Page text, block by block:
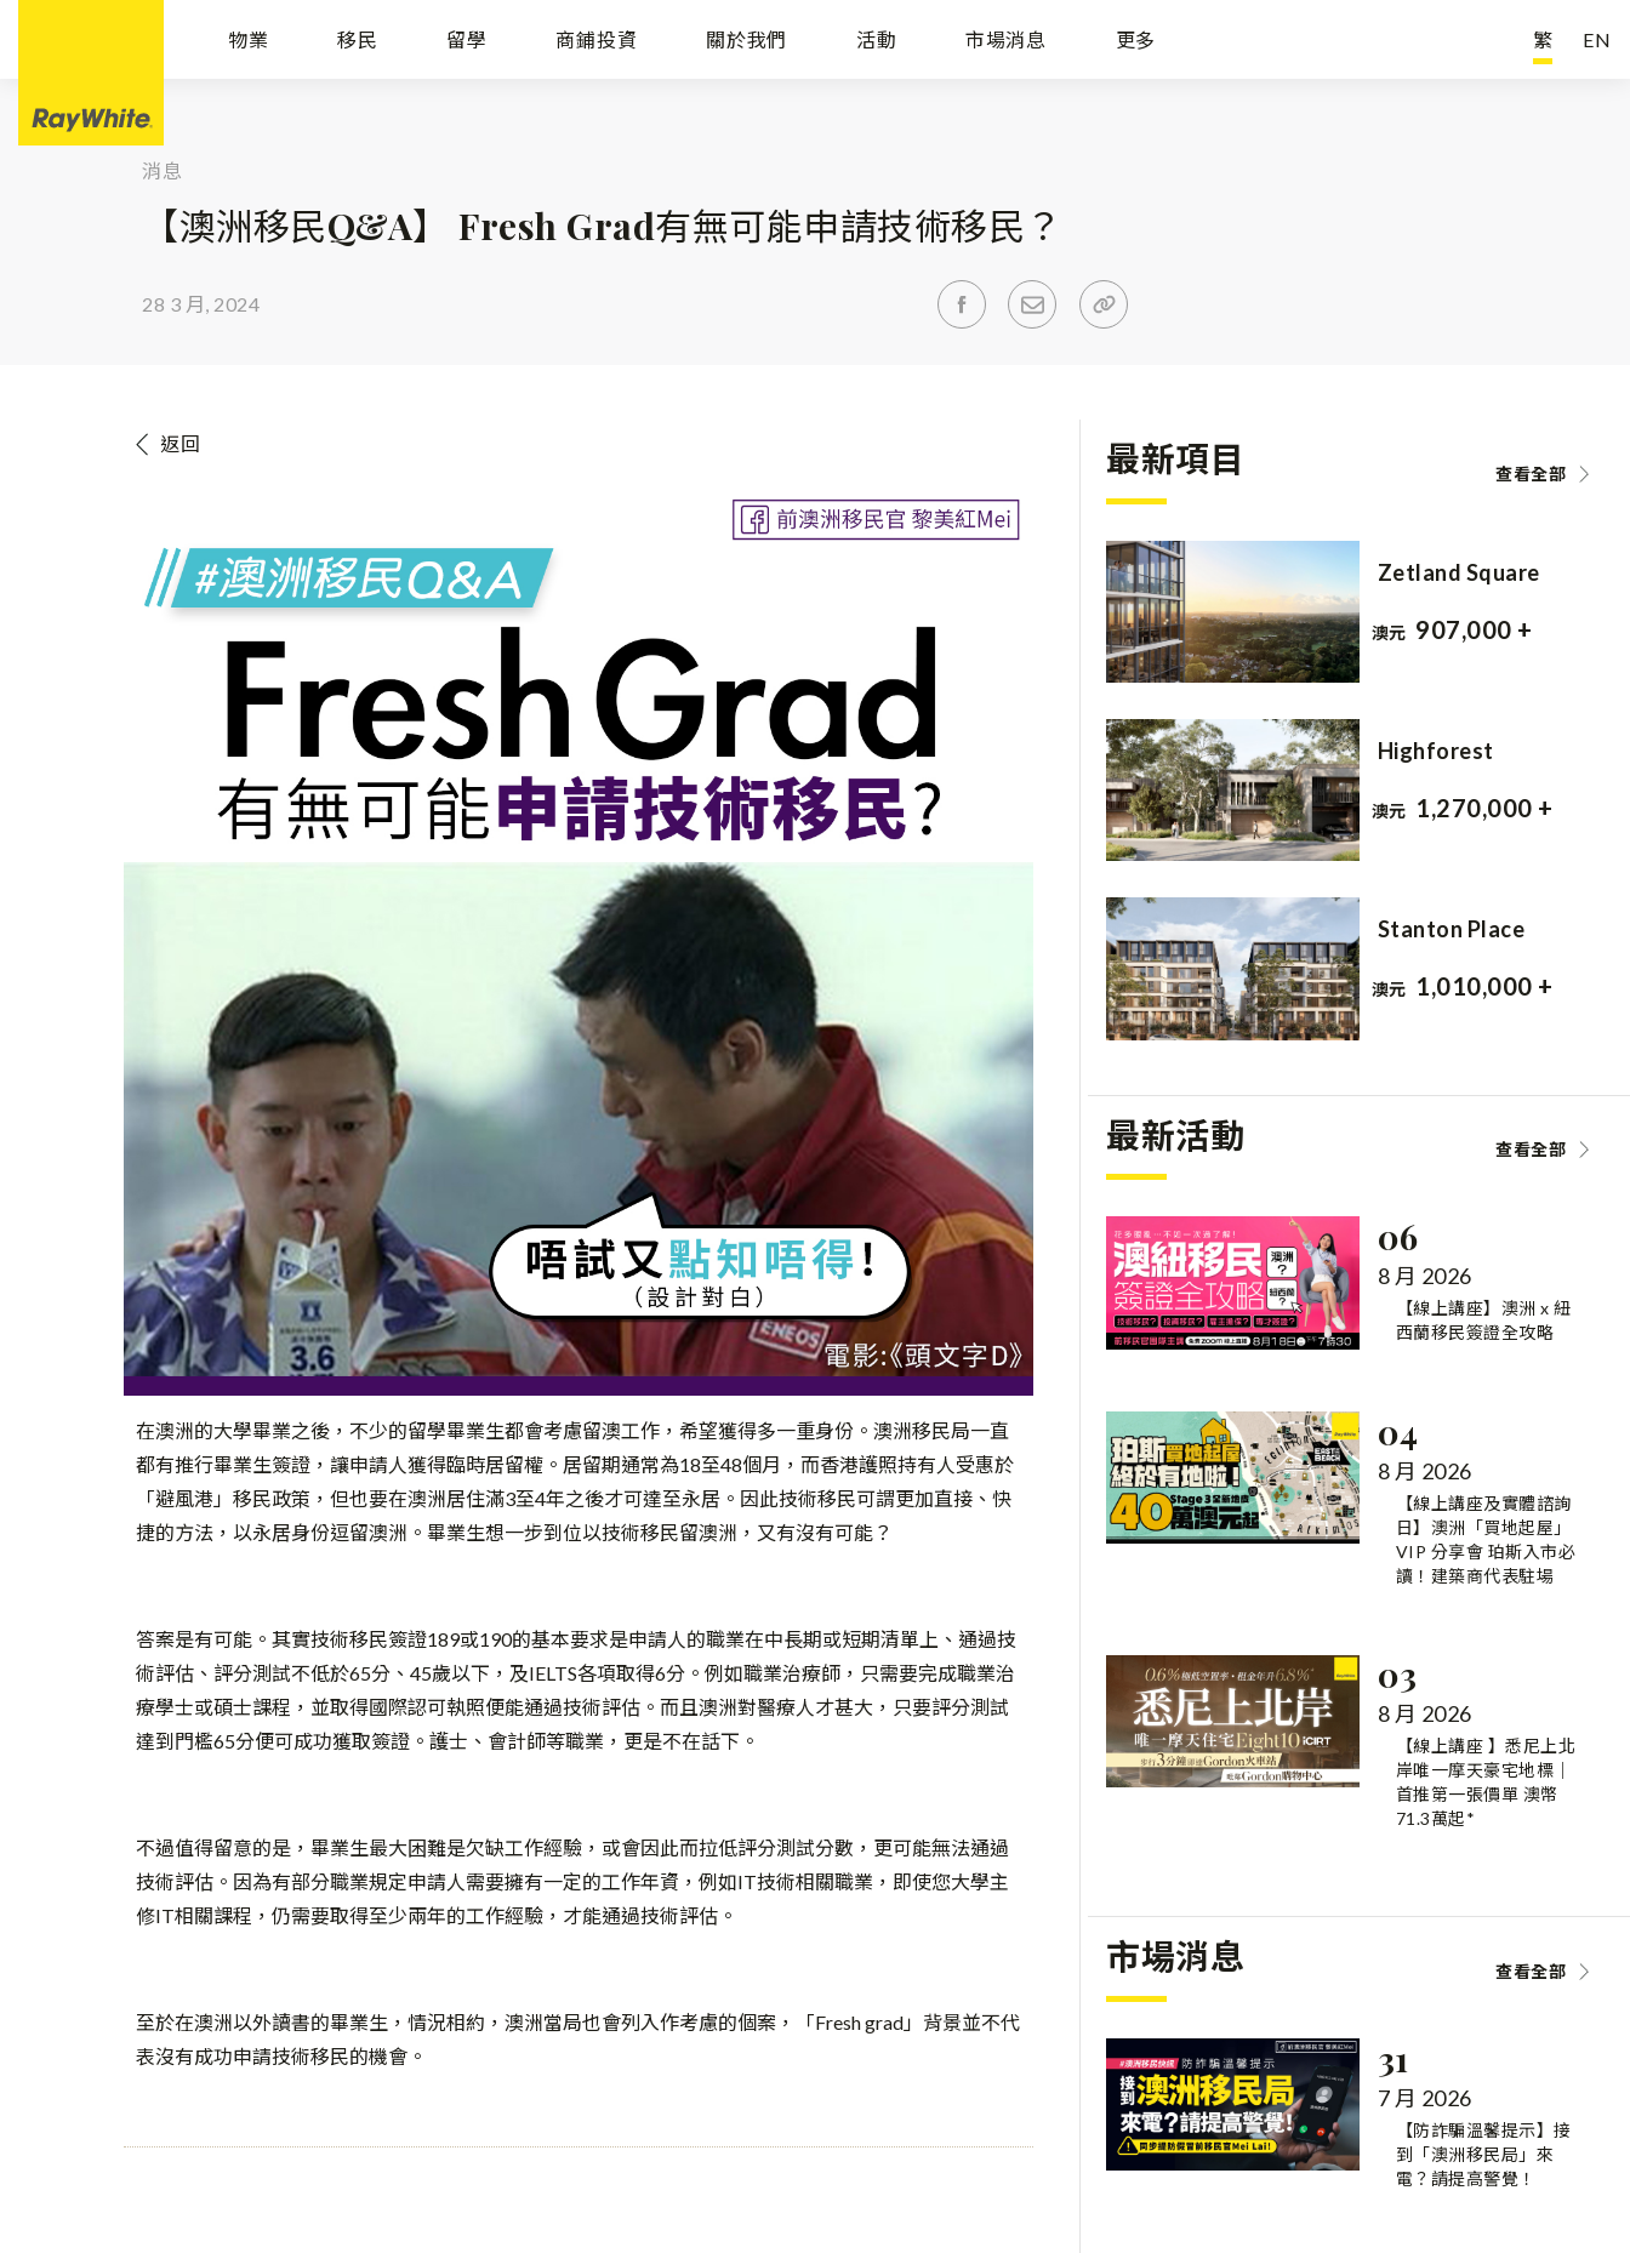
物業 移民 留學 商鋪投資 關於我們 活動 市場消息 更多 EN
繁
消息
【澳洲移民Q&A】 Fresh Grad有無可能申請技術移民？
28 3 月, 2024
返回
在澳洲的大學畢業之後，不少的留學畢業生都會考慮留澳工作，希望獲得多一重身份。澳洲移民局一直
都有推行畢業生簽證，讓申請人獲得臨時居留權。居留期通常為18至48個月，而香港護照持有人受惠於
「避風港」移民政策，但也要在澳洲居住滿3至4年之後才可達至永居。因此技術移民可謂更加直接、快
捷的方法，以永居身份逗留澳洲。畢業生想一步到位以技術移民留澳洲，又有沒有可能？
答案是有可能。其實技術移民簽證189或190的基本要求是申請人的職業在中長期或短期清單上、通過技
術評估、評分測試不低於65分、45歲以下，及IELTS各項取得6分。例如職業治療師，只需要完成職業治
療學士或碩士課程，並取得國際認可執照便能通過技術評估。而且澳洲對醫療人才甚大，只要評分測試
達到門檻65分便可成功獲取簽證。護士、會計師等職業，更是不在話下。
不過值得留意的是，畢業生最大困難是欠缺工作經驗，或會因此而拉低評分測試分數，更可能無法通過
技術評估。因為有部分職業規定申請人需要擁有一定的工作年資，例如IT技術相關職業，即使您大學主
修IT相關課程，仍需要取得至少兩年的工作經驗，才能通過技術評估。
至於在澳洲以外讀書的畢業生，情況相約，澳洲當局也會列入作考慮的個案，「Fresh grad」背景並不代
表沒有成功申請技術移民的機會。
最新項目 查看全部
Zetland Square
澳元 907,000 +
Highforest
澳元 1,270,000 +
Stanton Place
澳元 1,010,000 +
最新活動 查看全部
06
8 月 2026
【線上講座】澳洲 x 紐
西蘭移民簽證全攻略
04
8 月 2026
【線上講座及實體諮詢
日】澳洲「買地起屋」
VIP 分享會 珀斯入市必
讀！建築商代表駐場
03
8 月 2026
【線上講座 】悉尼上北
岸唯一摩天豪宅地標｜
首推第一張價單 澳幣
71.3萬起*
市場消息 查看全部
31
7 月 2026
【防詐騙溫馨提示】接
到「澳洲移民局」來
電？請提高警覺！